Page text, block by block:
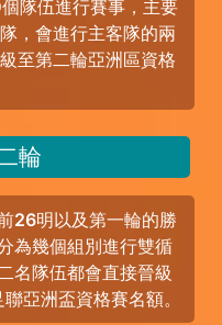
隊伍進行賽事，主要
，會進行主客隊的兩
至第二輪亞洲區資格
輪
26明以及第一輪的勝
為幾個組別進行雙循
名隊伍都會直接晉級
亞洲盃資格賽名額。